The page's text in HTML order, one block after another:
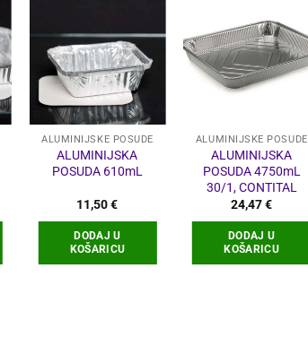
ALUMINIJSKE POSUDE
ALUMINIJSKA
POSUDA 610mL
11,50€
DODAJ U
KOŠARICU
ALUMINIJSKE POSUDE
ALUMINIJSKA
POSUDA 4750mL
30/1, CONTITAL
24,47€
DODAJ U
KOŠARICU